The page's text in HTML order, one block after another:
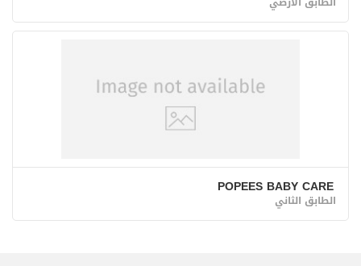
POPEES BABY CARE
الطابق الثاني